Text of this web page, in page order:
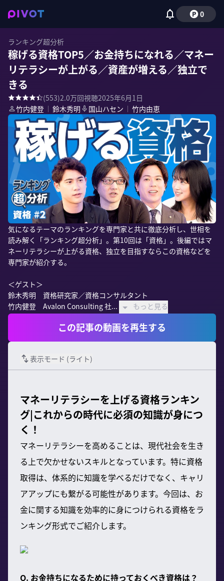
0
ランキング超分析
稼げる資格TOP5／お金持ちになれる／マネー
リテラシーが上がる／資産が増える／独立で
きる
(553)2.0万回視聴2025年6月1日
竹内健登 ｜ 鈴木秀明 国山ハセン ｜ 竹内由恵
気になるテーマのランキングを専門家と共に徹底分析し、世相を
読み解く「ランキング超分析」。第10回は「資格」。後編ではマ
ネーリテラシーが上がる資格、独立を目指すならこの資格などを
専門家が紹介する。
＜ゲスト＞
鈴木秀明　資格研究家／資格コンサルタント
竹内健登　Avalon Consulting 社...
もっと見る
この記事の動画を再生する
表示モード (ライト)
マネーリテラシーを上げる資格ランキン
グ|これからの時代に必須の知識が身につ
く！
マネーリテラシーを高めることは、現代社会を生き
る上で欠かせないスキルとなっています。特に資格
取得は、体系的に知識を学べるだけでなく、キャリ
アアップにも繋がる可能性があります。今回は、お
金に関する知識を効率的に身につけられる資格をラ
ンキング形式でご紹介します。
Q. お金持ちになるために持っておくべき資格は？